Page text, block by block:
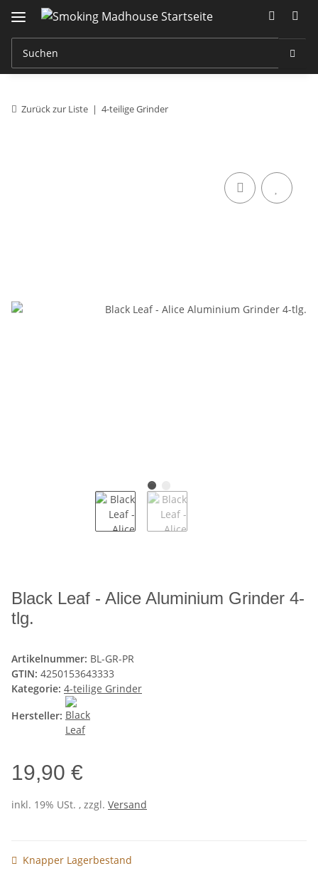
Zurück zur Liste 4-teilige Grinder
Black Leaf - Alice Aluminium Grinder 4-
tlg.
Artikelnummer: BL-GR-PR
GTIN: 4250153643333
Kategorie: 4-teilige Grinder
Hersteller:
19,90 €
inkl. 19% USt. , zzgl. Versand
Knapper Lagerbestand